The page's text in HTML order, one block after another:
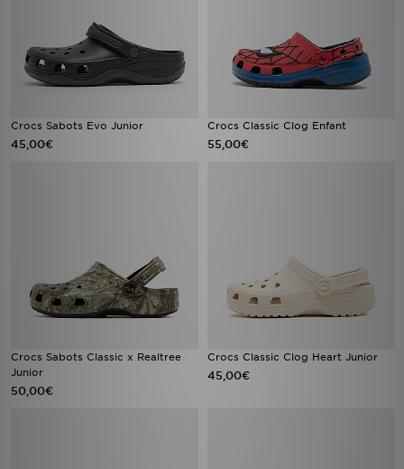
Crocs Sabots Evo Junior
45,00€
Crocs Classic Clog Enfant
55,00€
Crocs Sabots Classic x Realtree
Junior
50,00€
Crocs Classic Clog Heart Junior
45,00€